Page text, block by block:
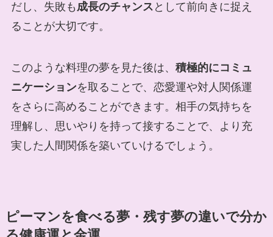
だし、失敗も 成長のチャンス として前向きに捉え
ることが大切です。
このような料理の夢を見た後は、 積極的にコミュ
ニケーションを取ることで、恋愛運や対人関係運
をさらに高めることができます。相手の気持ちを
理解し、思いやりを持って接することで、より充
実した人間関係を築いていけるでしょう。
ピーマンを食べる夢・残す夢の違いで分か